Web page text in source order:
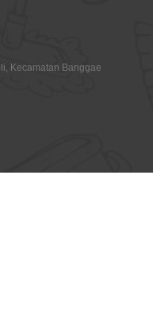
Kecamatan Banggae